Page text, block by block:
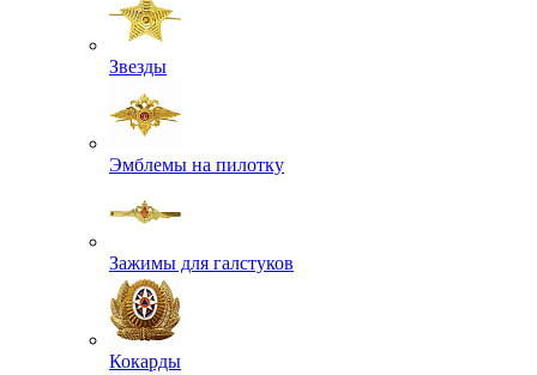
Звезды
Эмблемы на пилотку
Зажимы для галстуков
Кокарды